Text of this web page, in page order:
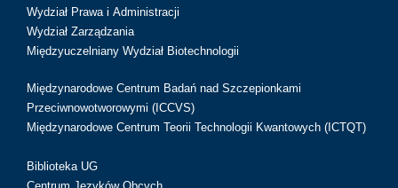
Wydział Prawa i Administracji
Wydział Zarządzania
Międzyuczelniany Wydział Biotechnologii
Międzynarodowe Centrum Badań nad Szczepionkami
Przeciwnowotworowymi (ICCVS)
Międzynarodowe Centrum Teorii Technologii Kwantowych (ICTQT)
Biblioteka UG
Centrum Języków Obcych